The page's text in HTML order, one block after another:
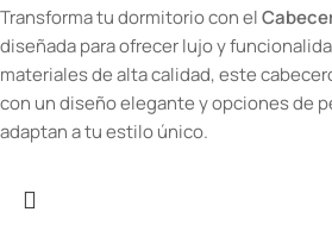
Transforma tu dormitorio con el
diseñada para ofrecer lujo y
materiales de alta calidad, este
con un diseño elegante y opciones de
adaptan a tu estilo único.